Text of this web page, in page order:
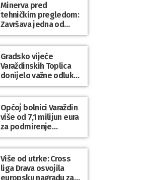
Minerva pred
tehničkim pregledom:
Završava jedna od
najvećih investicija u
zdravstveni turizam
Varaždinske županije
Gradsko vijeće
Varaždinskih Toplica
donijelo važne odluke
za kvalitetnije
upravljanje gradskom
imovinom i
komunalnim sustavom
Općoj bolnici Varaždin
više od 7,1 milijun eura
za podmirenje
dospjelih obveza
prema dobavljačima
Više od utrke: Cross
liga Drava osvojila
europsku nagradu za